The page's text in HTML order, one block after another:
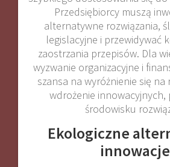
Przedsiębiorcy muszą
alternatywne rozwiązania,
legislacyjne i przewidywać
zaostrzania przepisów. Dla
wyzwanie organizacyjne i
szansa na wyróżnienie się
wdrożenie innowacyjnych,
środowisku
Ekologiczne
innowacje